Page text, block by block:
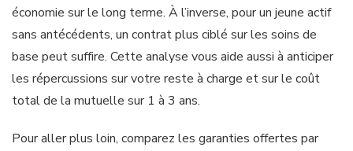
économie sur le long terme. À l’inverse, pour un jeune actif
sans antécédents, un contrat plus ciblé sur les soins de
base peut suffire. Cette analyse vous aide aussi à anticiper
les répercussions sur votre reste à charge et sur le coût
total de la mutuelle sur 1 à 3 ans.
Pour aller plus loin, comparez les garanties offertes par